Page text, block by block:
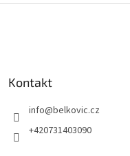
Kontakt
info@belkovic.cz
+420731403090